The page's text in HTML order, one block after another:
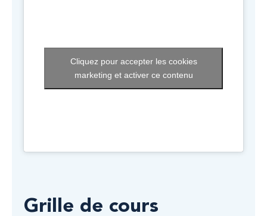
Cliquez pour accepter les cookies
marketing et activer ce contenu
Grille de cours